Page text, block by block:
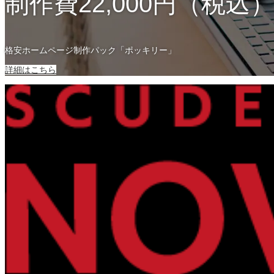
格安ホームページ制作パック「ポッキリー」
詳細はこちら